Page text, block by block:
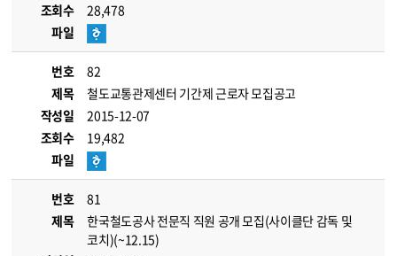
조회수
28,478
파일
번호
82
제목
철도교통관제센터 기간제 근로자 모집공고
작성일
2015-12-07
조회수
19,482
파일
번호
81
제목
한국철도공사 전문직 직원 공개 모집(사이클단 감독 및
코치)(~12.15)